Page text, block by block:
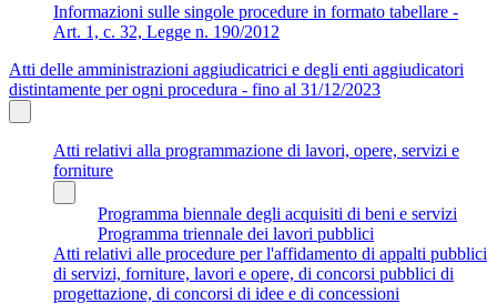
Informazioni sulle singole procedure in formato tabellare -
Art. 1, c. 32, Legge n. 190/2012
Atti delle amministrazioni aggiudicatrici e degli enti aggiudicatori
distintamente per ogni procedura - fino al 31/12/2023
Atti relativi alla programmazione di lavori, opere, servizi e
forniture
Programma biennale degli acquisiti di beni e servizi
Programma triennale dei lavori pubblici
Atti relativi alle procedure per l'affidamento di appalti pubblici
di servizi, forniture, lavori e opere, di concorsi pubblici di
progettazione, di concorsi di idee e di concessioni